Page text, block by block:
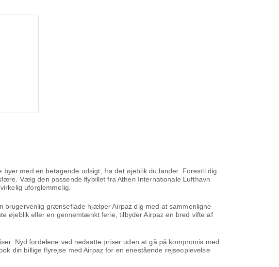
med en betagende udsigt, fra det øjeblik du lander. Forestil dig
Vælg den passende flybillet fra Athen Internationale Lufthavn
uforglemmelig.
brugervenlig grænseflade hjælper Airpaz dig med at sammenligne
øjeblik eller en gennemtænkt ferie, tilbyder Airpaz en bred vifte af
Nyd fordelene ved nedsatte priser uden at gå på kompromis med
din billige flyrejse med Airpaz for en enestående rejseoplevelse